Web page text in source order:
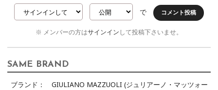
で コメント投稿
※ メンバーの方はサインイン して投稿下さいませ。
SAME BRAND
ブランド：
GIULIANO MAZZUOLI (ジュリアーノ・マッツォー